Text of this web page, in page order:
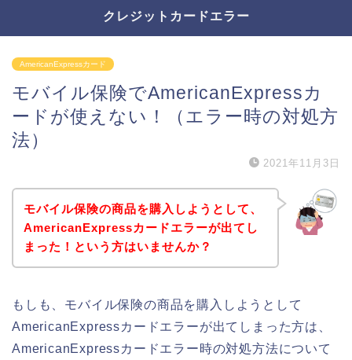
クレジットカードエラー
AmericanExpressカード
モバイル保険でAmericanExpressカ
ードが使えない！（エラー時の対処方
法）
2021年11月3日
モバイル保険の商品を購入しようとして、
AmericanExpressカードエラーが出てし
まった！という方はいませんか？
もしも、モバイル保険の商品を購入しようとして
AmericanExpressカードエラーが出てしまった方は、
AmericanExpressカードエラー時の対処方法について